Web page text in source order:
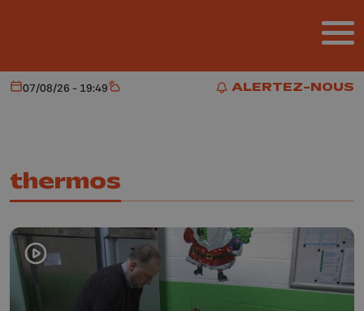
ALERTEZ-NOUS
ALERTEZ-NOUS
Aujourd'hui
07/08/26 - 19:49 Météo
thermos